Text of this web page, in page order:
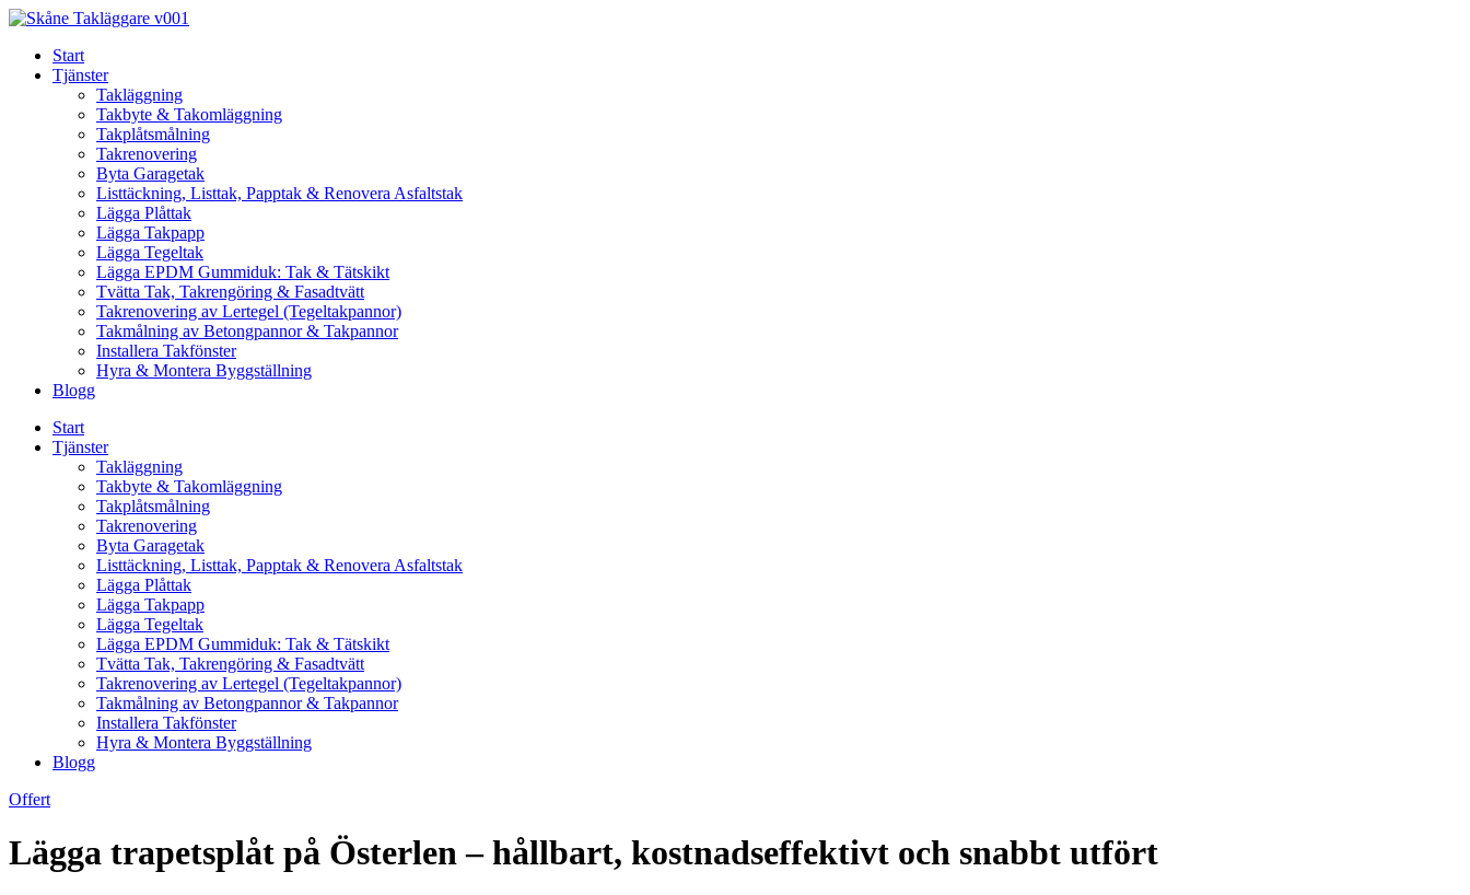
Skip
contentStart
Tjänster
Takläggning
Takbyte & Takomläggning
Takplåtsmålning
Takrenovering
Byta Garagetak
Listtäckning, Listtak, Papptak & Renovera Asfaltstak
Lägga Plåttak
Lägga Takpapp
Lägga Tegeltak
Lägga EPDM Gummiduk: Tak & Tätskikt
Tvätta Tak, Takrengöring & Fasadtvätt
Takrenovering av Lertegel (Tegeltakpannor)
Takmålning av Betongpannor & Takpannor
Installera Takfönster
Hyra & Montera Byggställning
Blogg
Start
Tjänster
Takläggning
Takbyte & Takomläggning
Takplåtsmålning
Takrenovering
Byta Garagetak
Listtäckning, Listtak, Papptak & Renovera Asfaltstak
Lägga Plåttak
Lägga Takpapp
Lägga Tegeltak
Lägga EPDM Gummiduk: Tak & Tätskikt
Tvätta Tak, Takrengöring & Fasadtvätt
Takrenovering av Lertegel (Tegeltakpannor)
Takmålning av Betongpannor & Takpannor
Installera Takfönster
Hyra & Montera Byggställning
Blogg
Offert
Lägga trapetsplåt på Österlen – hållbart, kostnadseffektivt och snabbt utfört